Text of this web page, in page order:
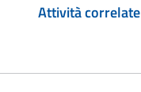
Attività correlate